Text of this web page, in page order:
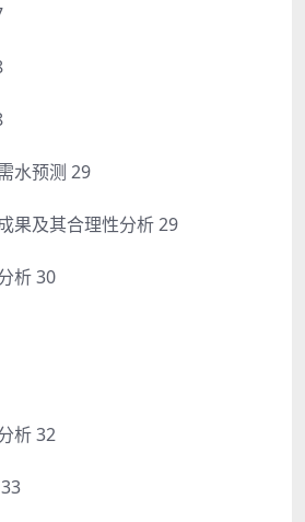
水预测 29
果及其合理性分析 29
析 30
析 32